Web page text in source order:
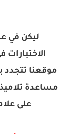
ليكن في
الاختبارات
موقعنا
مساعدة
على